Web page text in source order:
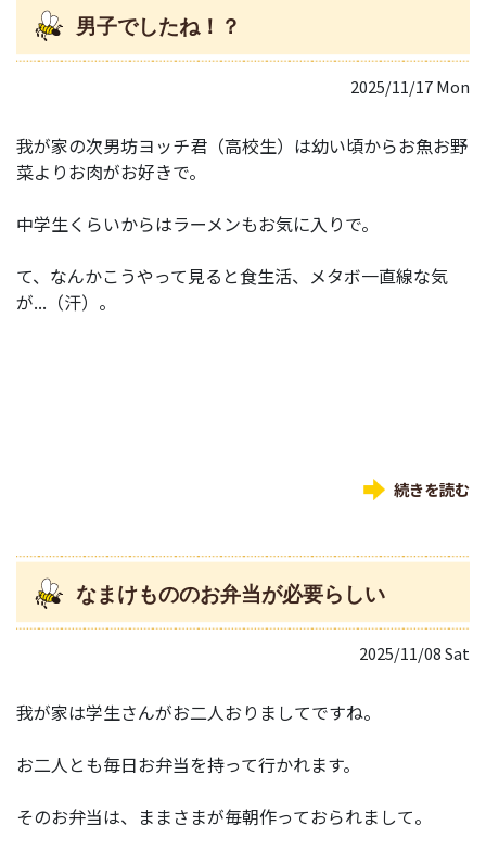
男子でしたね！？
2025/11/17 Mon
我が家の次男坊ヨッチ君（高校生）は幼い頃からお魚お野
菜よりお肉がお好きで。
中学生くらいからはラーメンもお気に入りで。
て、なんかこうやって見ると食生活、メタボ一直線な気
が...（汗）。
続きを読む
なまけもののお弁当が必要らしい
2025/11/08 Sat
我が家は学生さんがお二人おりましてですね。
お二人とも毎日お弁当を持って行かれます。
そのお弁当は、ままさまが毎朝作っておられまして。